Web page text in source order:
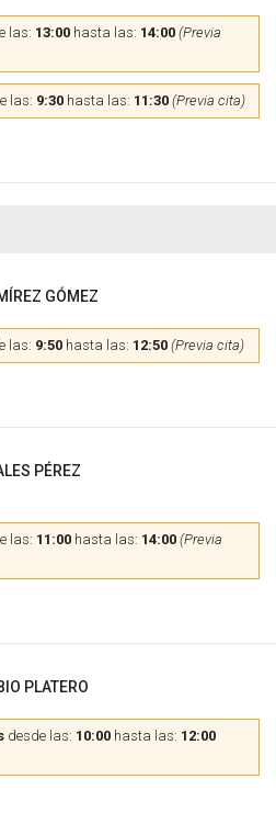
las: 13:00 hasta las: 14:00 (Previa
las: 9:30 hasta las: 11:30 (Previa cita)
GÓMEZ
las: 9:50 hasta las: 12:50 (Previa cita)
PÉREZ
las: 11:00 hasta las: 14:00 (Previa
PLATERO
desde las: 10:00 hasta las: 12:00